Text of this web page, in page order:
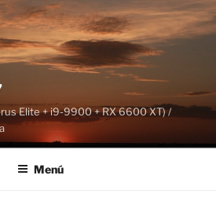
Elite + i9-9900 + RX 6600 XT) /
Menú